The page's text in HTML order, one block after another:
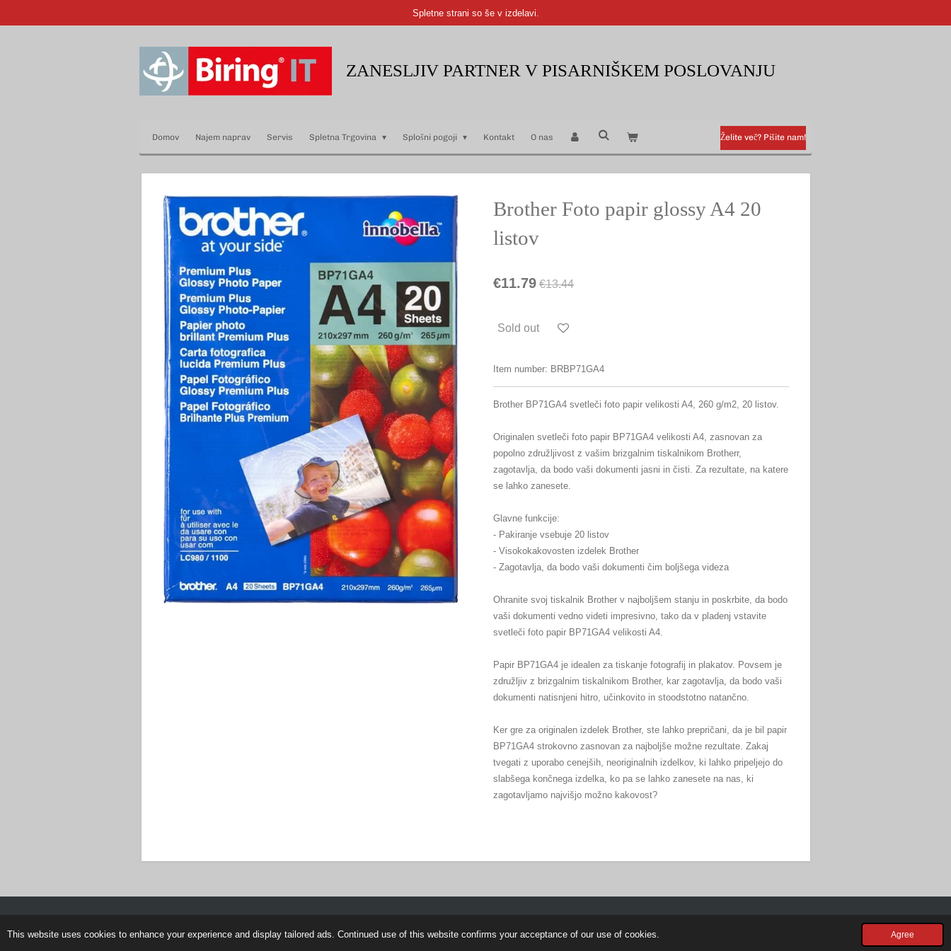
This website uses cookies to enhance your experience and display tailored ads. Continued use of this website confirms your acceptance of our use of cookies. Agree
Spletne strani so še v izdelavi.
ZANESLJIV PARTNER V PISARNIŠKEM POSLOVANJU
Domov Najem naprav Servis Spletna Trgovina Splošni pogoji Kontakt O nas Želite več? Pišite nam!
Brother Foto papir glossy A4 20
listov
€11.79 €13.44
Sold out
Item number: BRBP71GA4
Brother BP71GA4 svetleči foto papir velikosti A4, 260 g/m2, 20 listov.
Originalen svetleči foto papir BP71GA4 velikosti A4, zasnovan za
popolno združljivost z vašim brizgalnim tiskalnikom Brotherr,
zagotavlja, da bodo vaši dokumenti jasni in čisti. Za rezultate, na katere
se lahko zanesete.
Glavne funkcije:
- Pakiranje vsebuje 20 listov
- Visokokakovosten izdelek Brother
- Zagotavlja, da bodo vaši dokumenti čim boljšega videza
Ohranite svoj tiskalnik Brother v najboljšem stanju in poskrbite, da bodo
vaši dokumenti vedno videti impresivno, tako da v pladenj vstavite
svetleči foto papir BP71GA4 velikosti A4.
Papir BP71GA4 je idealen za tiskanje fotografij in plakatov. Povsem je
združljiv z brizgalnim tiskalnikom Brother, kar zagotavlja, da bodo vaši
dokumenti natisnjeni hitro, učinkovito in stoodstotno natančno.
Ker gre za originalen izdelek Brother, ste lahko prepričani, da je bil papir
BP71GA4 strokovno zasnovan za najboljše možne rezultate. Zakaj
tvegati z uporabo cenejših, neoriginalnih izdelkov, ki lahko pripeljejo do
slabšega končnega izdelka, ko pa se lahko zanesete na nas, ki
zagotavljamo najvišjo možno kakovost?